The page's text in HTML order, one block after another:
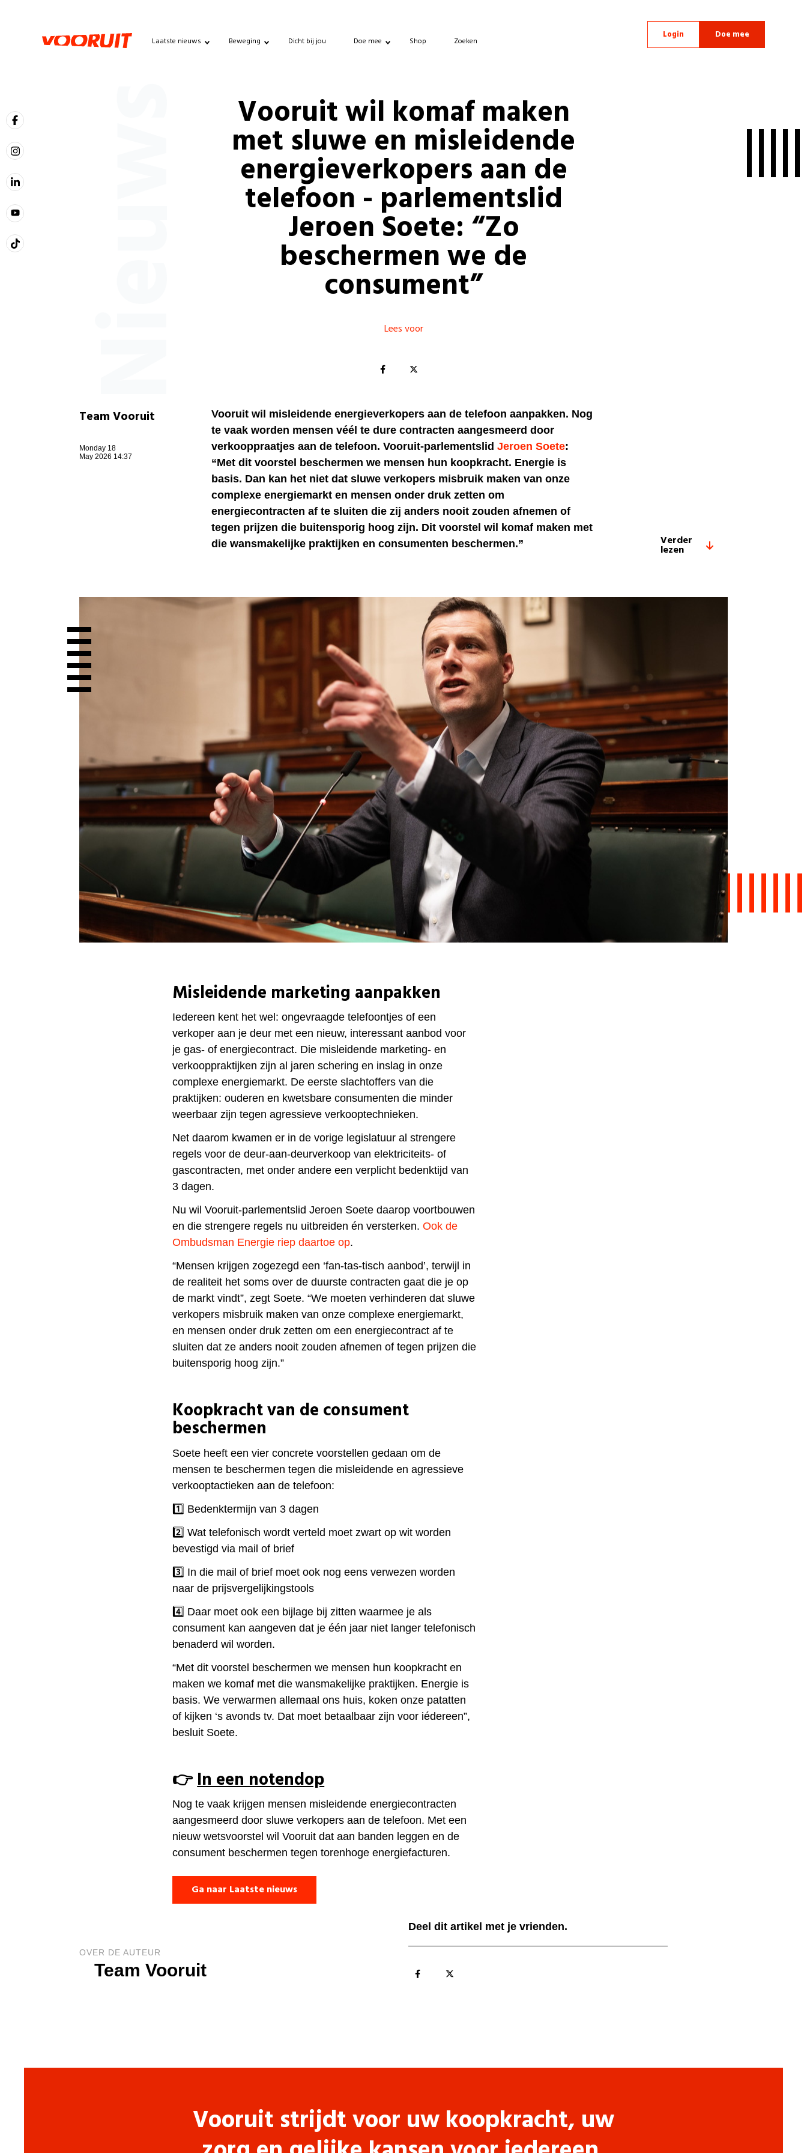
Laatste nieuws Beweging Dicht bij jou Doe mee Shop Zoeken
Login Doe mee
Vooruit wil komaf maken
met sluwe en misleidende
energieverkopers aan de
telefoon - parlementslid
Jeroen Soete: “Zo
beschermen we de
consument”
Lees voor
Team Vooruit
Monday 18
May 2026 14:37
Vooruit wil misleidende energieverkopers aan de telefoon aanpakken. Nog
te vaak worden mensen véél te dure contracten aangesmeerd door
verkooppraatjes aan de telefoon. Vooruit-parlementslid Jeroen Soete:
“Met dit voorstel beschermen we mensen hun koopkracht. Energie is
basis. Dan kan het niet dat sluwe verkopers misbruik maken van onze
complexe energiemarkt en mensen onder druk zetten om
energiecontracten af te sluiten die zij anders nooit zouden afnemen of
tegen prijzen die buitensporig hoog zijn. Dit voorstel wil komaf maken met
die wansmakelijke praktijken en consumenten beschermen.”
Verder
lezen
Misleidende marketing aanpakken
Iedereen kent het wel: ongevraagde telefoontjes of een
verkoper aan je deur met een nieuw, interessant aanbod voor
je gas- of energiecontract. Die misleidende marketing- en
verkooppraktijken zijn al jaren schering en inslag in onze
complexe energiemarkt. De eerste slachtoffers van die
praktijken: ouderen en kwetsbare consumenten die minder
weerbaar zijn tegen agressieve verkooptechnieken.
Net daarom kwamen er in de vorige legislatuur al strengere
regels voor de deur-aan-deurverkoop van elektriciteits- of
gascontracten, met onder andere een verplicht bedenktijd van
3 dagen.
Nu wil Vooruit-parlementslid Jeroen Soete daarop voortbouwen
en die strengere regels nu uitbreiden én versterken.Ook de
Ombudsman Energie riep daartoe op.
“Mensen krijgen zogezegd een ‘fan-tas-tisch aanbod’, terwijl in
de realiteit het soms over de duurste contracten gaat die je op
de markt vindt”, zegt Soete. “We moeten verhinderen dat sluwe
verkopers misbruik maken van onze complexe energiemarkt,
en mensen onder druk zetten om een energiecontract af te
sluiten dat ze anders nooit zouden afnemen of tegen prijzen die
buitensporig hoog zijn.”
Koopkracht van de consument
beschermen
Soete heeft een vier concrete voorstellen gedaan om de
mensen te beschermen tegen die misleidende en agressieve
verkooptactieken aan de telefoon:
1️⃣​ Bedenktermijn van 3 dagen
2️⃣​ Wat telefonisch wordt verteld moet zwart op wit worden
bevestigd via mail of brief
3️⃣​ In die mail of brief moet ook nog eens verwezen worden
naar de prijsvergelijkingstools
4️⃣​ Daar moet ook een bijlage bij zitten waarmee je als
consument kan aangeven dat je één jaar niet langer telefonisch
benaderd wil worden.
“Met dit voorstel beschermen we mensen hun koopkracht en
maken we komaf met die wansmakelijke praktijken. Energie is
basis. We verwarmen allemaal ons huis, koken onze patatten
of kijken ‘s avonds tv. Dat moet betaalbaar zijn voor iédereen”,
besluit Soete.
👉In een notendop
Nog te vaak krijgen mensen misleidende energiecontracten
aangesmeerd door sluwe verkopers aan de telefoon. Met een
nieuw wetsvoorstel wil Vooruit dat aan banden leggen en de
consument beschermen tegen torenhoge energiefacturen.
Ga naar Laatste nieuws
OVER DE AUTEUR
Team Vooruit
Deel dit artikel met je vrienden.
Vooruit strijdt voor uw koopkracht, uw